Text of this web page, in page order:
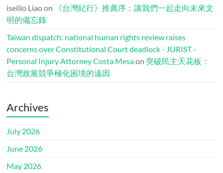
iseilio Liaoon
《台灣紀行》推薦序：讓我們一起走向未來文
明的備忘錄
Taiwan dispatch: national human rights review raises
concerns over Constitutional Court deadlock - JURIST -
Personal Injury Attorney Costa Mesaon 突破民主天花板：
台灣政黨競爭極化困境的遠因
Archives
July 2026
June 2026
May 2026